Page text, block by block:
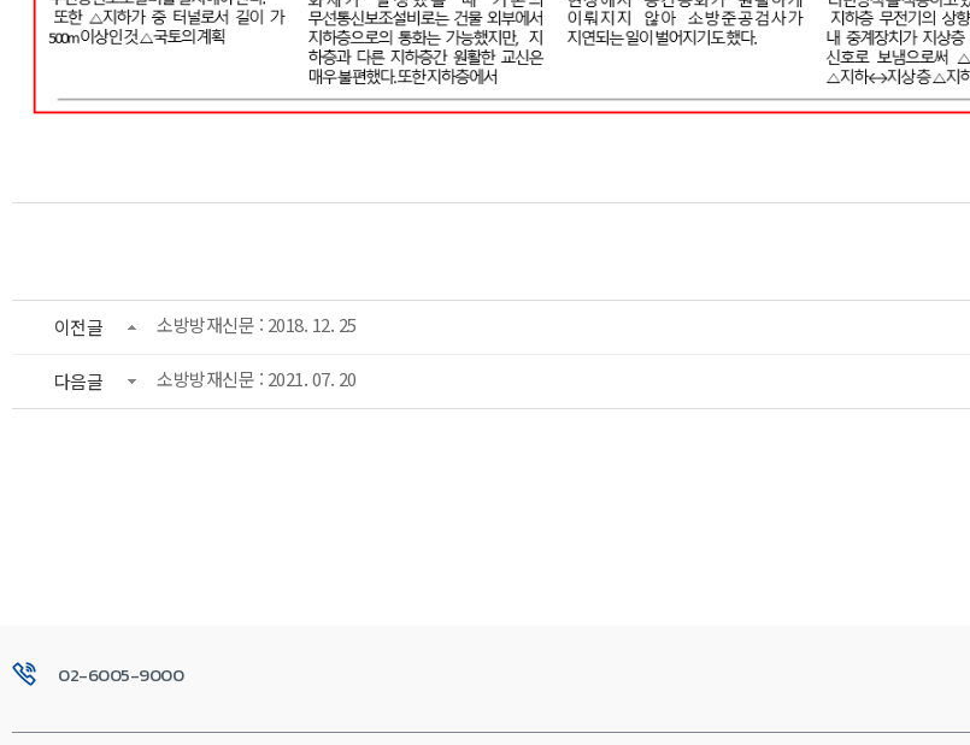
이전글 소방방재신문 : 2018. 12. 25
다음글 소방방재신문 : 2021. 07. 20
02-6005-9000